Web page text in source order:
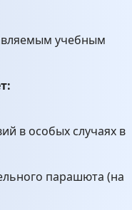
учебным
в особых случаях в
парашюта (на